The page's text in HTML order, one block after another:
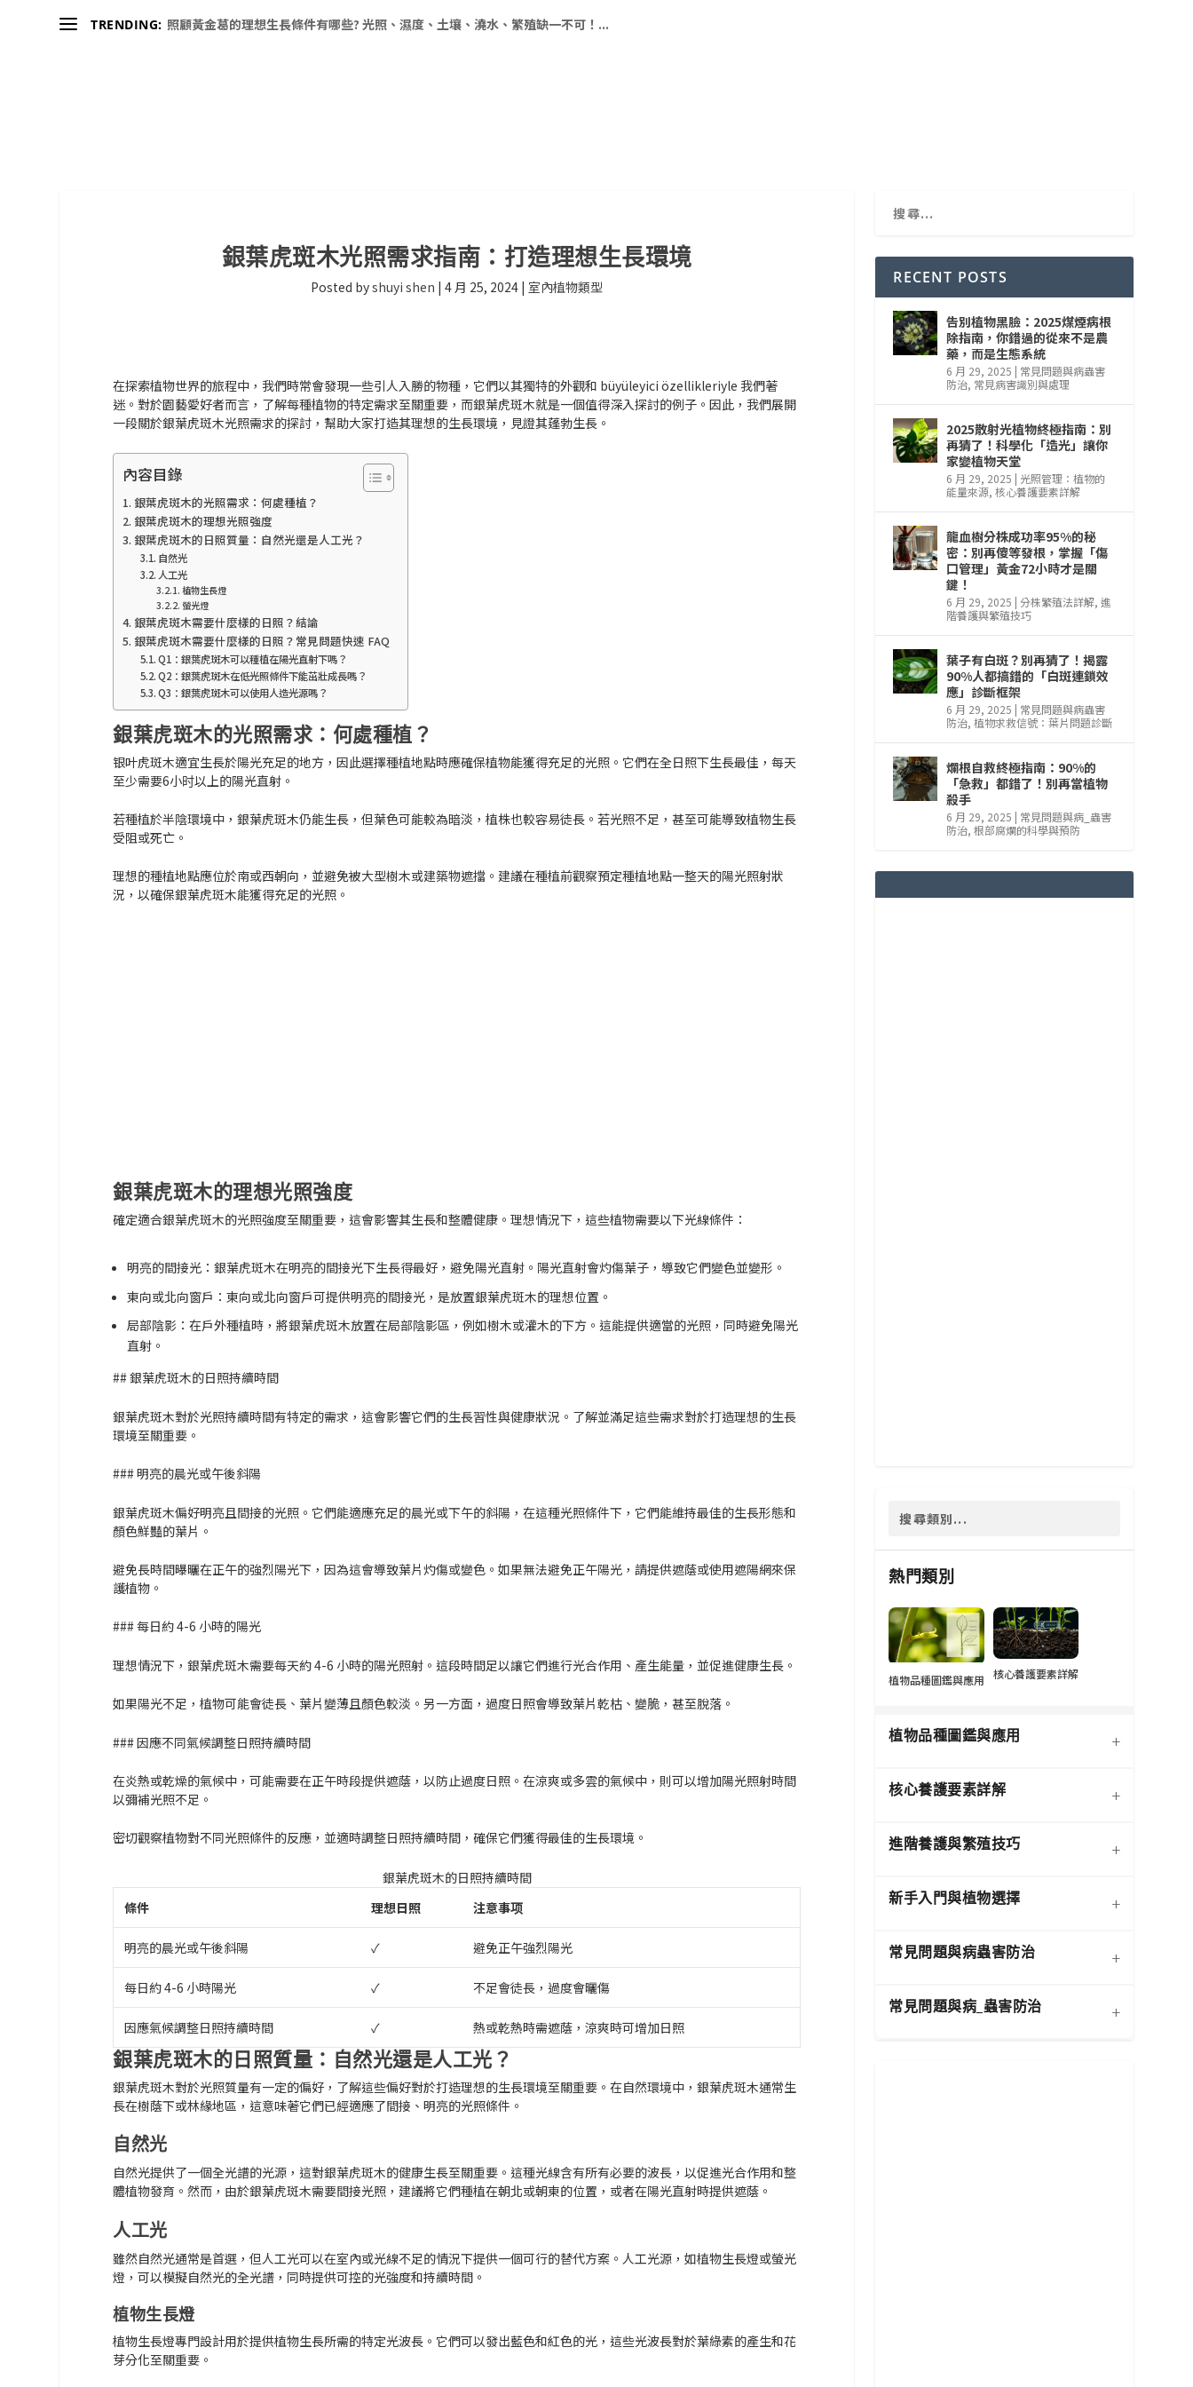
TRENDING: 照顧黃金葛的理想生長條件有哪些? 光照、濕度、土壤、澆水、繁殖缺一不可！...
銀葉虎斑木光照需求指南：打造理想生長環境
Posted byshuyi shen |4 月 25, 2024 | 室內植物類型
在探索植物世界的旅程中，我們時常會發現一些引人入勝的物種，它們以其獨特的外觀和 büyüleyici özellikleriyle 我們著
迷。對於園藝愛好者而言，了解每種植物的特定需求至關重要，而銀葉虎斑木就是一個值得深入探討的例子。因此，我們展開
一段關於銀葉虎斑木光照需求的探討，幫助大家打造其理想的生長環境，見證其蓬勃生長。
內容目錄
銀葉虎斑木的光照需求：何處種植？
銀葉虎斑木的理想光照強度
銀葉虎斑木的日照質量：自然光還是人工光？
自然光
人工光
植物生長燈
螢光燈
銀葉虎斑木需要什麼樣的日照？結論
銀葉虎斑木需要什麼樣的日照？常見問題快速 FAQ
Q1：銀葉虎斑木可以種植在陽光直射下嗎？
Q2：銀葉虎斑木在低光照條件下能茁壯成長嗎？
Q3：銀葉虎斑木可以使用人造光源嗎？
銀葉虎斑木的光照需求：何處種植？
银叶虎斑木適宜生長於陽光充足的地方，因此選擇種植地點時應確保植物能獲得充足的光照 。它們在全日照下生長最佳，每天
至少需要6小时以上的陽光直射。
若種植於半陰環境中，銀葉虎斑木仍能生長，但葉色可能較為暗淡 ，植株也較容易徒長 。若光照不足，甚至可能導致植物生長
受阻或死亡 。
理想的種植地點應位於南或西朝向 ，並避免被大型樹木或建築物遮擋。建議在種植前觀察預定種植地點一整天的陽光照射狀
況，以確保銀葉虎斑木能獲得充足的光照。
銀葉虎斑木的理想光照強度
確定適合銀葉虎斑木的光照強度至關重要，這會影響其生長和整體健康。理想情況下，這些植物需要以下光線條件：
明亮的間接光：銀葉虎斑木在明亮的間接光下生長得最好，避免陽光直射。陽光直射會灼傷葉子，導致它們變色並變形。
東向或北向窗戶：東向或北向窗戶可提供明亮的間接光，是放置銀葉虎斑木的理想位置。
局部陰影：在戶外種植時，將銀葉虎斑木放置在局部陰影區，例如樹木或灌木的下方。這能提供適當的光照，同時避免陽光
直射。
## 銀葉虎斑木的日照持續時間
銀葉虎斑木對於光照持續時間有特定的需求，這會影響它們的生長習性與健康狀況。了解並滿足這些需求對於打造理想的生長
環境至關重要。
### 明亮的晨光或午後斜陽
銀葉虎斑木偏好明亮且間接的光照。它們能適應充足的晨光或下午的斜陽，在這種光照條件下，它們能維持最佳的生長形態和
顏色鮮豔的葉片。
避免長時間曝曬在正午的強烈陽光下，因為這會導致葉片灼傷或變色。如果無法避免正午陽光，請提供遮蔭或使用遮陽網來保
護植物。
### 每日約 4-6 小時的陽光
理想情況下，銀葉虎斑木需要每天約 4-6 小時的陽光照射。這段時間足以讓它們進行光合作用、產生能量，並促進健康生長。
如果陽光不足，植物可能會徒長、葉片變薄且顏色較淡。另一方面，過度日照會導致葉片乾枯、變脆，甚至脫落。
### 因應不同氣候調整日照持續時間
在炎熱或乾燥的氣候中，可能需要在正午時段提供遮蔭，以防止過度日照。在涼爽或多雲的氣候中，則可以增加陽光照射時間
以彌補光照不足。
密切觀察植物對不同光照條件的反應，並適時調整日照持續時間，確保它們獲得最佳的生長環境。
銀葉虎斑木的日照持續時間
條件
理想日照 注意事项
明亮的晨光或午後斜陽 ✓ 避免正午強烈陽光
每日約 4-6 小時陽光 ✓ 不足會徒長，過度會曬傷
因應氣候調整日照持續時間 ✓ 熱或乾熱時需遮蔭，涼爽時可增加日照
銀葉虎斑木的日照質量：自然光還是人工光？
銀葉虎斑木對於光照質量有一定的偏好，了解這些偏好對於打造理想的生長環境至關重要。在自然環境中，銀葉虎斑木通常生
長在樹蔭下或林緣地區，這意味著它們已經適應了間接、明亮的光照條件。
自然光
自然光提供了一個全光譜的光源，這對銀葉虎斑木的健康生長至關重要。這種光線含有所有必要的波長，以促進光合作用和整
體植物發育。然而，由於銀葉虎斑木需要間接光照，建議將它們種植在朝北或朝東的位置，或者在陽光直射時提供遮蔭。
人工光
雖然自然光通常是首選，但人工光可以在室內或光線不足的情況下提供一個可行的替代方案。人工光源，如植物生長燈或螢光
燈，可以模擬自然光的全光譜，同時提供可控的光強度和持續時間。
植物生長燈
植物生長燈專門設計用於提供植物生長所需的特定光波長。它們可以發出藍色和紅色的光，這些光波長對於葉綠素的產生和花
芽分化至關重要。
RECENT POSTS
告別植物黑臉：2025煤煙病根
除指南，你錯過的從來不是農
藥，而是生態系統
6 月 29, 2025 | 常見問題與病蟲害
防治, 常見病害識別與處理
2025散射光植物終極指南：別
再猜了！科學化「造光」讓你
家變植物天堂
6 月 29, 2025 | 光照管理：植物的
能量來源,核心養護要素詳解
龍血樹分株成功率95%的秘
密：別再傻等發根，掌握「傷
口管理」黃金72小時才是關
鍵！
6 月 29, 2025 |分株繁殖法詳解,進
階養護與繁殖技巧
葉子有白斑？別再猜了！揭露
90%人都搞錯的「白斑連鎖效
應」診斷框架
6 月 29, 2025 | 常見問題與病蟲害
防治,植物求救信號：葉片問題診斷
爛根自救終極指南：90%的
「急救」都錯了！別再當植物
殺手
6 月 29, 2025 | 常見問題與病_蟲害
防治,根部腐爛的科學與預防
熱門類別
植物品種圖鑑與應用 核心養護要素詳解
植物品種圖鑑與應用 +
核心養護要素詳解 +
進階養護與繁殖技巧 +
新手入門與植物選擇 +
常見問題與病蟲害防治 +
常見問題與病_蟲害防治 +